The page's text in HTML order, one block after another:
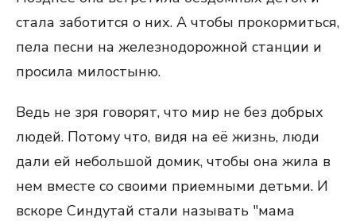
стала заботится о них. А чтобы прокормиться,
пела песни на железнодорожной станции и
просила милостыню.
Ведь не зря говорят, что мир не без добрых
людей. Потому что, видя на её жизнь, люди
дали ей небольшой домик, чтобы она жила в
нем вместе со своими приемными детьми. И
вскоре Синдутай стали называть "мама